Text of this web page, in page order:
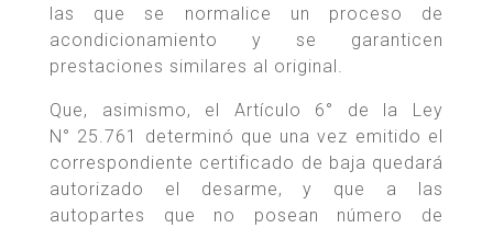
las que se normalice un proceso de
acondicionamiento y se garanticen
prestaciones similares al original.
Que, asimismo, el Artículo 6° de la Ley
N° 25.761 determinó que una vez emitido el
correspondiente certificado de baja quedará
autorizado el desarme, y que a las
autopartes que no posean número de